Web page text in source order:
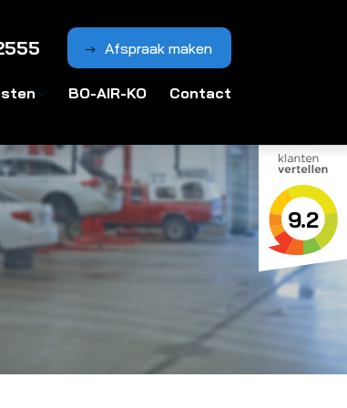
Afspraak maken
BO-AIR-KO Contact
9.2